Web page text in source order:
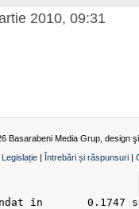
2010, 09:31
Basarabeni Media Grup, design
Legislație | Întrebări și răspunsuri |
randat în